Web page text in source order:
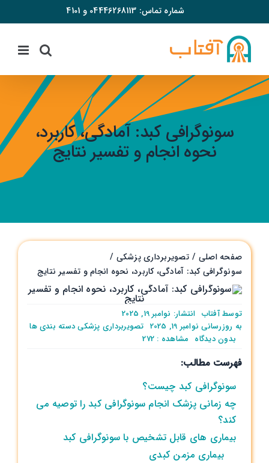
به
محتوا
شماره تماس: 04446268113 و 4101
سونوگرافی کبد: آمادگی، کاربرد،
نحوه انجام و تفسیر نتایج
صفحه اصلی
تصویربرداری پزشکی
سونوگرافی کبد: آمادگی، کاربرد، نحوه انجام و تفسیر نتایج
توسطآفتاب انتشار: نوامبر 19, 2025
به روزرسانی نوامبر 19, 2025
تصویربرداری پزشکیدسته بندی ها
بدون ديدگاهon
کبد:
کاربرد،
نحوه
انجام
تفسیر
نتایج
مشاهده : 272
فهرست مطالب:
سونوگرافی کبد چیست؟
چه زمانی پزشک انجام سونوگرافی کبد را توصیه می
‌کند؟
بیماری ‌های قابل تشخیص با سونوگرافی کبد
بیماری مزمن کبدی